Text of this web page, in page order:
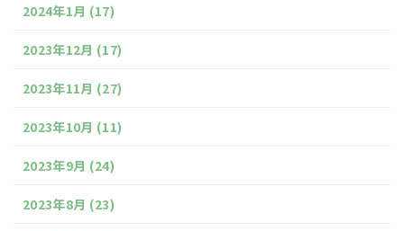
2024年1月 (17)
2023年12月 (17)
2023年11月 (27)
2023年10月 (11)
2023年9月 (24)
2023年8月 (23)